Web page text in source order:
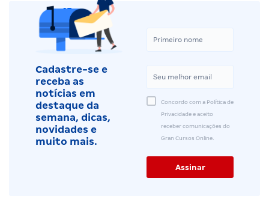
Cadastre-se e
receba as
notícias em
destaque da
semana, dicas,
novidades e
muito mais.
Concordo com a Política de
Privacidade e aceito
receber comunicações do
Gran Cursos Online.